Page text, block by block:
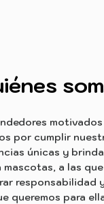
por cumplir
únicas y
a las
responsabilidad
queremos para